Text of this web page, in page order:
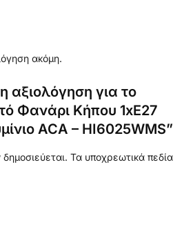
ακόμη.
αξιολόγηση για το
Φανάρι Κήπου 1xΕ27
ACA – HI6025WMS”
Τα υποχρεωτικά πεδία